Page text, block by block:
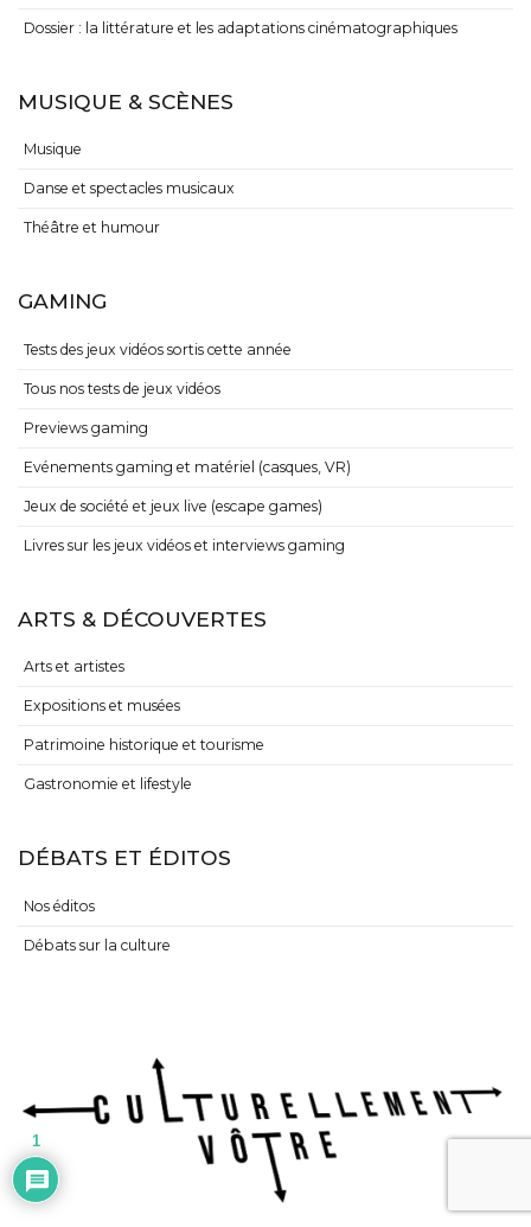
Dossier : la littérature et les adaptations cinématographiques
MUSIQUE & SCÈNES
Musique
Danse et spectacles musicaux
Théâtre et humour
GAMING
Tests des jeux vidéos sortis cette année
Tous nos tests de jeux vidéos
Previews gaming
Evénements gaming et matériel (casques, VR)
Jeux de société et jeux live (escape games)
Livres sur les jeux vidéos et interviews gaming
ARTS & DÉCOUVERTES
Arts et artistes
Expositions et musées
Patrimoine historique et tourisme
Gastronomie et lifestyle
DÉBATS ET ÉDITOS
Nos éditos
Débats sur la culture
1